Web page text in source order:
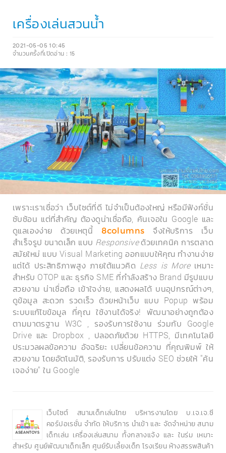
เครื่องเล่นสวนน้ำ
2021-05-05 10:45
จำนวนครั้งที่เปิดอ่าน : 15
เพราะเราเชื่อว่า เว็บไซต์ที่ดี ไม่จำเป็นต้องใหญ่ หรือมีฟังก์ชั่น
ซับซ้อน แต่ที่สำคัญ ต้องดูน่าเชื่อถือ, ค้นเจอใน Google และ
ดูแลเองง่าย ด้วยเหตุนี้
8columns
จึงให้บริการ เว็บ
สำเร็จรูป ขนาดเล็ก แบบ Responsiveด้วยเทคนิค การตลาด
สมัยใหม่ แบบ Visual Marketing ออกแบบให้คุณ ทำงานง่าย
แต่ได้ ประสิทธิภาพสูง ภายใต้แนวคิด Less is Moreเหมาะ
สำหรับ OTOP และ ธุรกิจ SME ที่กำลังสร้าง Brand มีรูปแบบ
สวยงาม น่าเชื่อถือ เข้าใจง่าย, แสดงผลได้ บนอุปกรณ์ต่างๆ,
ดูข้อมูล สะดวก รวดเร็ว ด้วยหน้าเว็บ แบบ Popup พร้อม
ระบบแก้ไขข้อมูล ที่คุณ ใช้งานได้จริง! พัฒนาอย่างถูกต้อง
ตามมาตรฐาน W3C , รองรับการใช้งาน ร่วมกับ Google
Drive และ Dropbox , ปลอดภัยด้วย HTTPS, มีเทคโนโลยี
ประมวลผลข้อความ อัจฉริยะ เปลี่ยนข้อความ ที่คุณพิมพ์ ให้
สวยงาม โดยอัตโนมัติ, รองรับการ ปรับแต่ง SEO ช่วยให้ "ค้น
เจอง่าย" ใน Google
เว็บไซต์ สนามเด็กเล่นไทย บริหารงานโดย บ.เจ.เจ.ซี
คอร์ปอเรชั่น จำกัด ให้บริการ นำเข้า และ จัดจำหน่าย สนาม
เด็กเล่น เครื่องเล่นสนาม ทั้งกลางแจ้ง และ ในร่ม เหมาะ
สำหรับ ศูนย์พัฒนาเด็กเล็ก ศูนย์รับเลี้ยงเด็ก โรงเรียน ห้างสรรพสินค้า